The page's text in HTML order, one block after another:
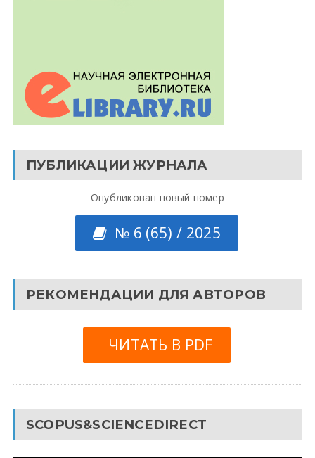
ПУБЛИКАЦИИ ЖУРНАЛА
Опубликован новый номер
№ 6 (65) / 2025
РЕКОМЕНДАЦИИ ДЛЯ АВТОРОВ
ЧИТАТЬ В PDF
SCOPUS&SCIENCEDIRECT